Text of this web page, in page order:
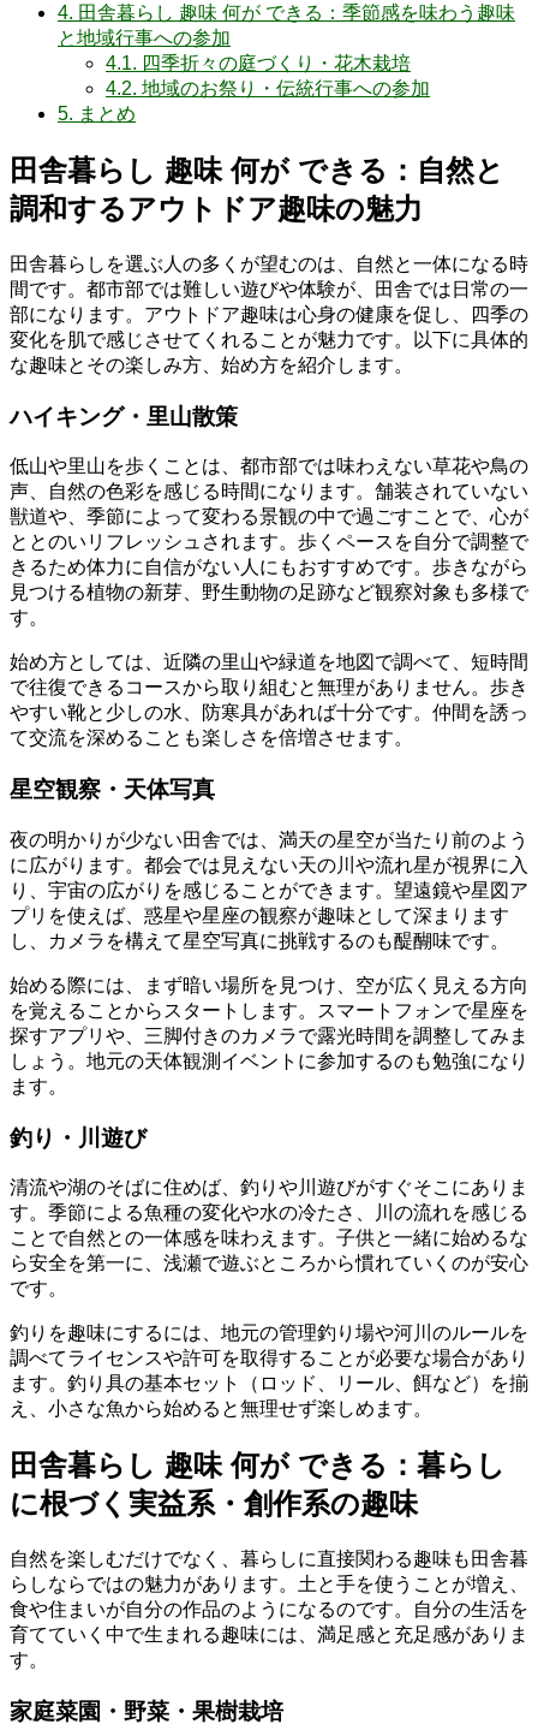
4. 田舎暮らし 趣味 何が できる：季節感を味わう趣味
と地域行事への参加
4.1. 四季折々の庭づくり・花木栽培
4.2. 地域のお祭り・伝統行事への参加
5. まとめ
田舎暮らし 趣味 何が できる：自然と
調和するアウトドア趣味の魅力
田舎暮らしを選ぶ人の多くが望むのは、自然と一体になる時
間です。都市部では難しい遊びや体験が、田舎では日常の一
部になります。アウトドア趣味は心身の健康を促し、四季の
変化を肌で感じさせてくれることが魅力です。以下に具体的
な趣味とその楽しみ方、始め方を紹介します。
ハイキング・里山散策
低山や里山を歩くことは、都市部では味わえない草花や鳥の
声、自然の色彩を感じる時間になります。舗装されていない
獣道や、季節によって変わる景観の中で過ごすことで、心が
ととのいリフレッシュされます。歩くペースを自分で調整で
きるため体力に自信がない人にもおすすめです。歩きながら
見つける植物の新芽、野生動物の足跡など観察対象も多様で
す。
始め方としては、近隣の里山や緑道を地図で調べて、短時間
で往復できるコースから取り組むと無理がありません。歩き
やすい靴と少しの水、防寒具があれば十分です。仲間を誘っ
て交流を深めることも楽しさを倍増させます。
星空観察・天体写真
夜の明かりが少ない田舎では、満天の星空が当たり前のよう
に広がります。都会では見えない天の川や流れ星が視界に入
り、宇宙の広がりを感じることができます。望遠鏡や星図ア
プリを使えば、惑星や星座の観察が趣味として深まります
し、カメラを構えて星空写真に挑戦するのも醍醐味です。
始める際には、まず暗い場所を見つけ、空が広く見える方向
を覚えることからスタートします。スマートフォンで星座を
探すアプリや、三脚付きのカメラで露光時間を調整してみま
しょう。地元の天体観測イベントに参加するのも勉強になり
ます。
釣り・川遊び
清流や湖のそばに住めば、釣りや川遊びがすぐそこにありま
す。季節による魚種の変化や水の冷たさ、川の流れを感じる
ことで自然との一体感を味わえます。子供と一緒に始めるな
ら安全を第一に、浅瀬で遊ぶところから慣れていくのが安心
です。
釣りを趣味にするには、地元の管理釣り場や河川のルールを
調べてライセンスや許可を取得することが必要な場合があり
ます。釣り具の基本セット（ロッド、リール、餌など）を揃
え、小さな魚から始めると無理せず楽しめます。
田舎暮らし 趣味 何が できる：暮らし
に根づく実益系・創作系の趣味
自然を楽しむだけでなく、暮らしに直接関わる趣味も田舎暮
らしならではの魅力があります。土と手を使うことが増え、
食や住まいが自分の作品のようになるのです。自分の生活を
育てていく中で生まれる趣味には、満足感と充足感がありま
す。
家庭菜園・野菜・果樹栽培